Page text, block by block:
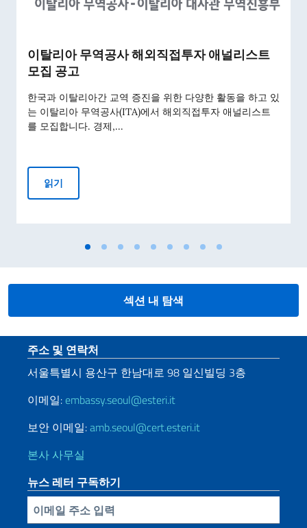
이탈리아 무역공사 해외직접투자 애널리스트
모집 공고
한국과 이탈리아간 교역 증진을 위한 다양한 활동을 하고 있
는 이탈리아 무역공사(ITA)에서 해외직접투자 애널리스트
를 모집합니다. 경제,...
읽기
섹션 내 탐색
Sezione footer
주소 및 연락처
서울특별시 용산구 한남대로 98 일신빌딩 3층
이메일: embassy.seoul@esteri.it
보안 이메일:amb.seoul@cert.esteri.it
본사 사무실
뉴스 레터 구독하기
Inserisci la tua email